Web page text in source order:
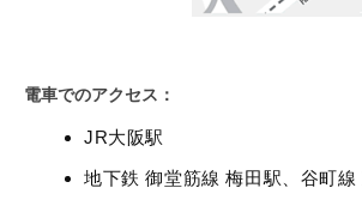
電車でのアクセス：
JR大阪駅
地下鉄 御堂筋線 梅田駅、谷町